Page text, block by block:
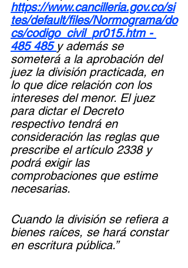
https://www.cancilleria.gov.co/si
tes/default/files/Normograma/do
cs/codigo_civil_pr015.htm -
485 485 y además se
someterá a la aprobación del
juez la división practicada, en
lo que dice relación con los
intereses del menor. El juez
para dictar el Decreto
respectivo tendrá en
consideración las reglas que
prescribe el artículo 2338 y
podrá exigir las
comprobaciones que estime
necesarias.
Cuando la división se refiera a
bienes raíces, se hará constar
en escritura pública.”